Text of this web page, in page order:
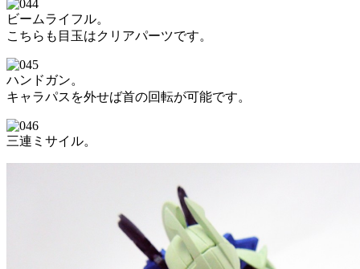
ビームライフル。
こちらも目玉はクリアパーツです。
ハンドガン。
キャラパスを外せば首の回転が可能です。
三連ミサイル。